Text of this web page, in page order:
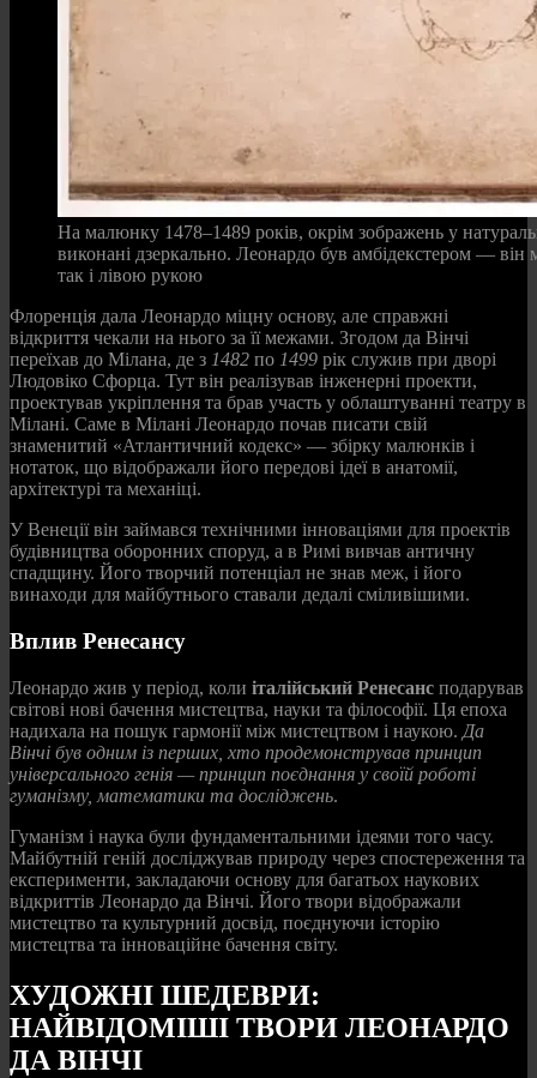
На малюнку 1478–1489 років, окрім зображень у
виконані дзеркально. Леонардо був амбідекстером — він
так і лівою рукою
Флоренція дала Леонардо міцну основу, але справжні
відкриття чекали на нього за її межами. Згодом да Вінчі
переїхав до Мілана, де з 1482 по 1499 рік служив при дворі
Людовіко Сфорца. Тут він реалізував інженерні проекти,
проектував укріплення та брав участь у облаштуванні театру в
Мілані. Саме в Мілані Леонардо почав писати свій
знаменитий «Атлантичний кодекс» — збірку малюнків і
нотаток, що відображали його передові ідеї в анатомії,
архітектурі та механіці.
У Венеції він займався технічними інноваціями для проектів
будівництва оборонних споруд, а в Римі вивчав античну
спадщину. Його творчий потенціал не знав меж, і його
винаходи для майбутнього ставали дедалі сміливішими.
Вплив Ренесансу
Леонардо жив у період, коли італійський Ренесанс подарував
світові нові бачення мистецтва, науки та філософії. Ця епоха
надихала на пошук гармонії між мистецтвом і наукою. Да
Вінчі був одним із перших, хто продемонстрував принцип
універсального генія — принцип поєднання у своїй роботі
гуманізму, математики та досліджень.
Гуманізм і наука були фундаментальними ідеями того часу.
Майбутній геній досліджував природу через спостереження та
експерименти, закладаючи основу для багатьох наукових
відкриттів Леонардо да Вінчі. Його твори відображали
мистецтво та культурний досвід, поєднуючи історію
мистецтва та інноваційне бачення світу.
ХУДОЖНІ ШЕДЕВРИ:
НАЙВІДОМІШІ ТВОРИ ЛЕОНАРДО
ДА ВІНЧІ